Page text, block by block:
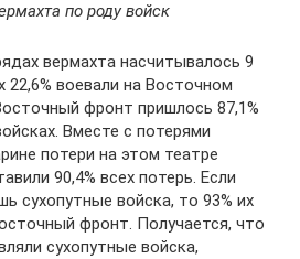
по роду войск
вермахта насчитывалось 9
22,6% воевали на Восточном
фронт пришлось 87,1%
Вместе с потерями
потери на этом театре
90,4% всех потерь. Если
сухопутные войска, то 93% их
фронт. Получается, что
сухопутные войска,